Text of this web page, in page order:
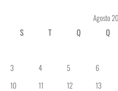
Agosto
S
T Q Q
3
4 5 6
10
11 12 13